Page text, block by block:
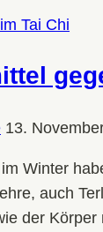
Tai Chi
13.
Winter
auch
der